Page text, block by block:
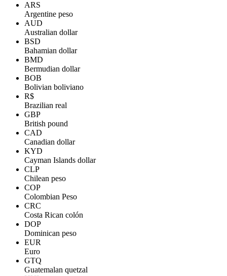
ARS
Argentine peso
AUD
Australian dollar
BSD
Bahamian dollar
BMD
Bermudian dollar
BOB
Bolivian boliviano
R$
Brazilian real
GBP
British pound
CAD
Canadian dollar
KYD
Cayman Islands dollar
CLP
Chilean peso
COP
Colombian Peso
CRC
Costa Rican colón
DOP
Dominican peso
EUR
Euro
GTQ
Guatemalan quetzal